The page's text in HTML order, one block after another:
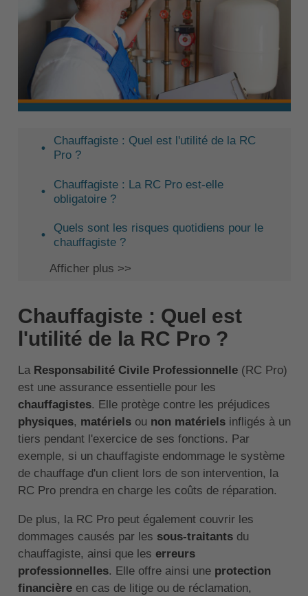
Chauffagiste : Quel est l'utilité de la RC
Pro ?
Chauffagiste : La RC Pro est-elle
obligatoire ?
Quels sont les risques quotidiens pour le
chauffagiste ?
Afficher plus >>
Chauffagiste : Quel est
l'utilité de la RC Pro ?
La Responsabilité Civile Professionnelle(RC Pro)
est une assurance essentielle pour les
chauffagistes. Elle protège contre les préjudices
physiques, matériels ou non matérielsinfligés à un
tiers pendant l'exercice de ses fonctions. Par
exemple, si un chauffagiste endommage le système
de chauffage d'un client lors de son intervention, la
RC Pro prendra en charge les coûts de réparation.
De plus, la RC Pro peut également couvrir les
dommages causés par les sous-traitantsdu
chauffagiste, ainsi que les erreurs
professionnelles. Elle offre ainsi une protection
financièreen cas de litige ou de réclamation,